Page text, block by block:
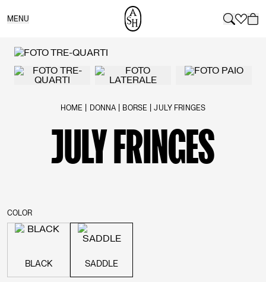
MENU
HOME DONNA BORSE JULY FRINGES
JULY FRINGES
COLOR
BLACK SADDLE